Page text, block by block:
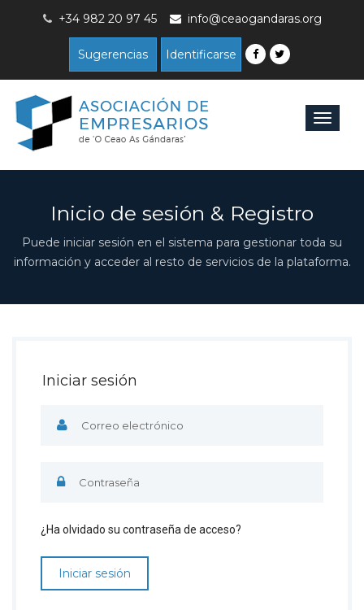
+34 982 20 97 45 info@ceaogandaras.org
Sugerencias Identificarse
Toggle
Inicio de sesión & Registro
Puede iniciar sesión en el sistema para gestionar toda su
información y acceder al resto de servicios de la plataforma.
Iniciar sesión
¿Ha olvidado su contraseña de acceso?